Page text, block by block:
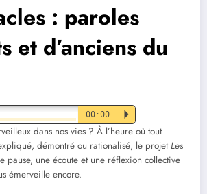
: paroles
et d’anciens du
00:00 P
dans nos vies ? À l’heure où tout
démontré ou rationalisé, le projetLes
pause, une écoute et une réflexion collective
émerveille encore.